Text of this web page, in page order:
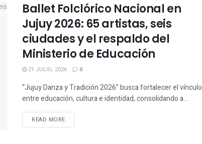
Ballet Folclórico Nacional en
Jujuy 2026: 65 artistas, seis
ciudades y el respaldo del
Ministerio de Educación
21 JULIO, 2026 0
“Jujuy Danza y Tradición 2026” busca fortalecer el vínculo
entre educación, cultura e identidad, consolidando a...
READ MORE